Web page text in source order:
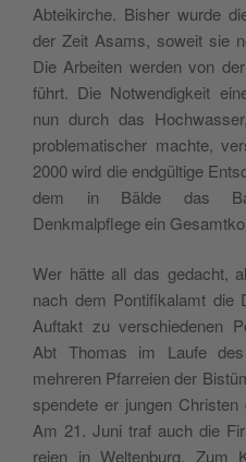
Abteikirche. Bish­er wurde
der Zeit Asams, soweit sie
Die Arbeit­en wer­den von
führt. Die Notwendigkeit
nun durch das
prob­lema­tis­ch­er machte,
2000 wird die endgültige
dem in Bälde das
Denkmalpflege ein
Wer hätte all das gedacht,
nach dem Pon­tif­ikalamt die
Auf­takt zu ver­schiede­nen
Abt Thomas im Laufe
mehreren Pfar­reien der
spendete er jun­gen
Am 21. Juni traf auch die
reien in Wel­tenburg. Zum